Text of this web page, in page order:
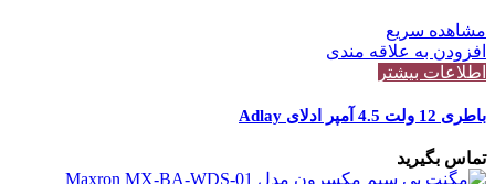
مشاهده سریع
افزودن به علاقه مندی
اطلاعات بیشتر
باطری 12 ولت 4.5 آمپر ادلای Adlay
تماس بگیرید